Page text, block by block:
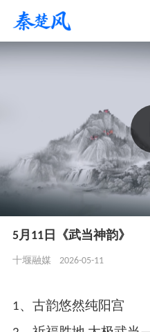
5月11日《武当神韵》
十堰融媒 2026-05-11
1、古韵悠然纯阳宫